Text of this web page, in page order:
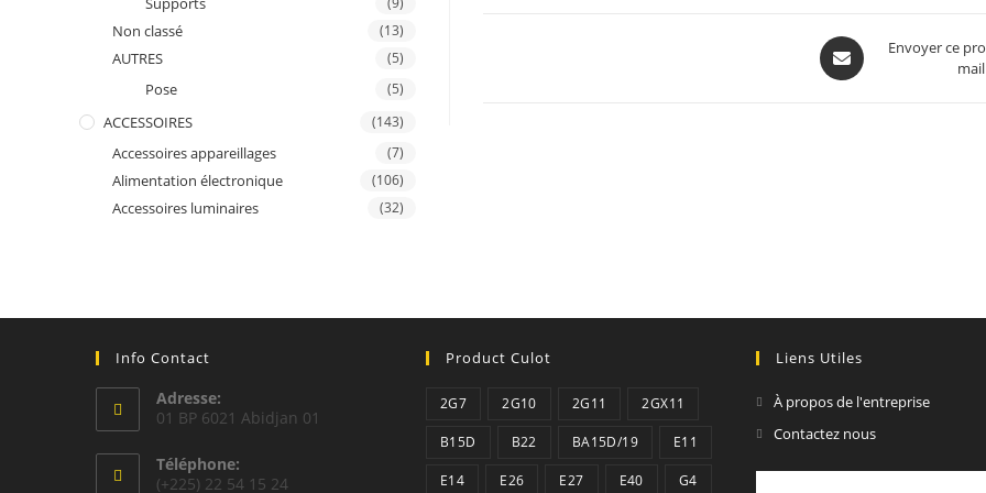
Opens
in
Envoyer ce
mail
Non classé (13)
AUTRES (5)
Pose (5)
ACCESSOIRES (143)
Accessoires appareillages (7)
Alimentation électronique (106)
Accessoires luminaires (32)
Info Contact
Adresse:
01 BP 6021 Abidjan 01
Téléphone:
(+225) 22 54 15 24
Product Culot
2G7 2G10 2G11 2GX11
B15D B22 BA15D/19 E11
E14 E26 E27 E40 G4
Liens Utiles
À propos de l'entreprise
Contactez nous